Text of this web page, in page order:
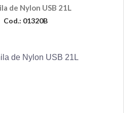
de Nylon USB 21L
Cod.: 01320B